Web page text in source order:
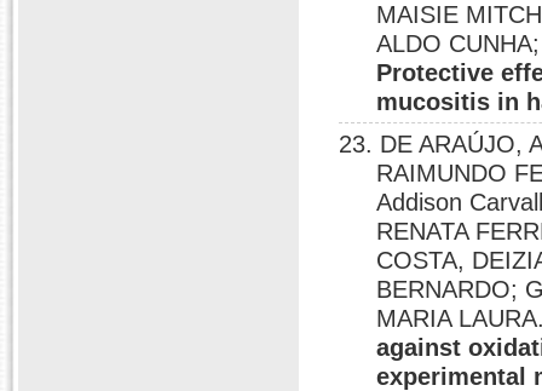
MAISIE
ALDO
Protective
mucositis in
23. DE ARAÚJO,
RAIMUNDO
Addison
RENATA
COSTA,
BERNARDO;
MARIA
against
experimental